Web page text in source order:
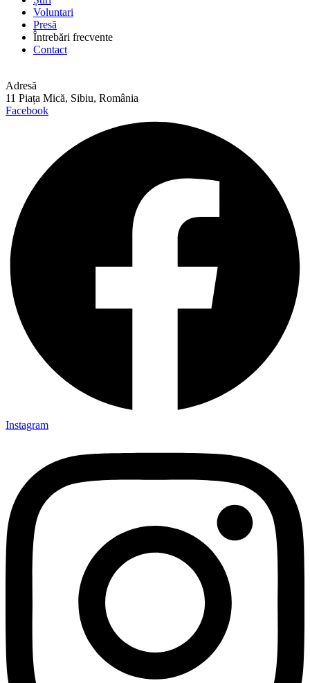
Voluntari
Presă
Întrebări frecvente
Contact
Adresă
11 Piața Mică, Sibiu, România
Facebook
Instagram